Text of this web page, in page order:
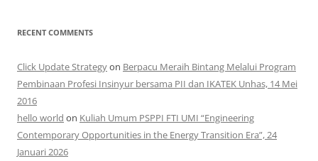
RECENT COMMENTS
Click Update Strategyon Berpacu Meraih Bintang Melalui Program
Pembinaan Profesi Insinyur bersama PII dan IKATEK Unhas, 14 Mei
2016
hello world on Kuliah Umum PSPPI FTI UMI “Engineering
Contemporary Opportunities in the Energy Transition Era”, 24
Januari 2026